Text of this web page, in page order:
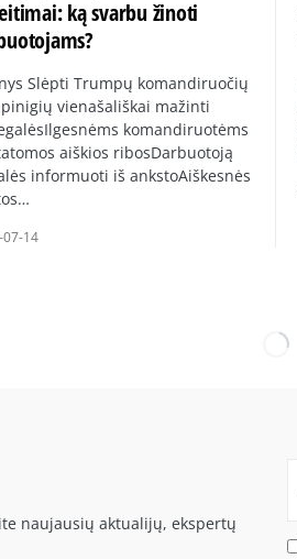
ką svarbu žinoti
Slėpti Trumpų komandiruočių
vienašališkai mažinti
komandiruotėms
aiškios ribosDarbuotoją
informuoti iš ankstoAiškesnės
14
naujausių aktualijų, ekspertų